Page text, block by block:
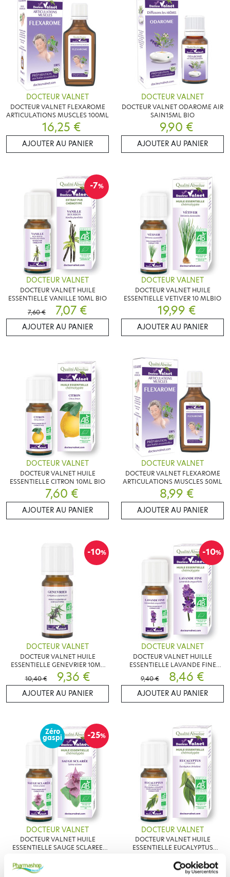
DOCTEUR VALNET
DOCTEUR VALNET FLEXAROME
ARTICULATIONS MUSCLES 100ML
16,25 €
AJOUTER AU PANIER
DOCTEUR VALNET
DOCTEUR VALNET ODAROME AIR
SAIN15ML BIO
9,90 €
AJOUTER AU PANIER
-7%
DOCTEUR VALNET
DOCTEUR VALNET HUILE
ESSENTIELLE VANILLE 10ML BIO
7,60 €
7,07 €
AJOUTER AU PANIER
DOCTEUR VALNET
DOCTEUR VALNET HUILE
ESSENTIELLE VETIVER 10 MLBIO
19,99 €
AJOUTER AU PANIER
DOCTEUR VALNET
DOCTEUR VALNET HUILE
ESSENTIELLE CITRON 10ML BIO
7,60 €
AJOUTER AU PANIER
DOCTEUR VALNET
DOCTEUR VALNET FLEXAROME
ARTICULATIONS MUSCLES 50ML
8,99 €
AJOUTER AU PANIER
-10%
DOCTEUR VALNET
DOCTEUR VALNET HUILE
ESSENTIELLE GENEVRIER 10ML
BIO
10,40 € 9,36 €
AJOUTER AU PANIER
-10%
DOCTEUR VALNET
DOCTEUR VALNET HUILLE
ESSENTIELLE LAVANDE FINE
10ML BIO
9,40 € 8,46 €
AJOUTER AU PANIER
-25%
Zéro
gaspi
DOCTEUR VALNET
DOCTEUR VALNET HUILE
ESSENTIELLE SAUGE SCLAREE
12,75 €
DOCTEUR VALNET
DOCTEUR VALNET HUILE
ESSENTIELLE EUCALYPTUS
3,85 €